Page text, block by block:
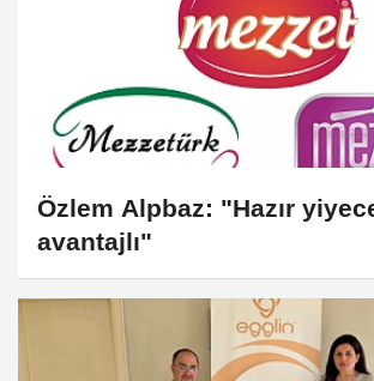
Özlem Alpbaz: "Hazır
avantajlı"